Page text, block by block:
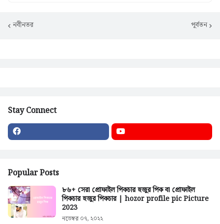
নবীনতর পূর্বতন
Stay Connect
Popular Posts
৮৬+ সেরা প্রোফাইল পিকচার হুজুর পিক বা প্রোফাইল
পিকচার হুজুর পিকচার | hozor profile pic Picture
2023
নভেম্বর ০৭, ২০২২